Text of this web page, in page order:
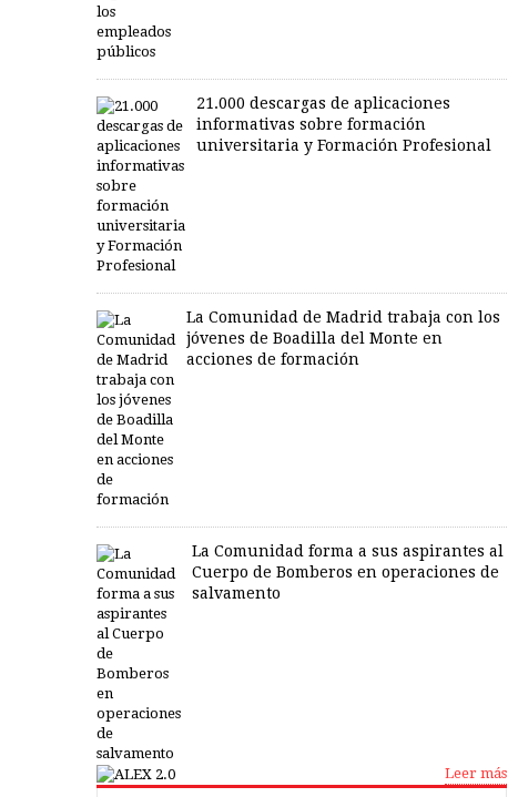
21.000 descargas de aplicaciones
informativas sobre formación
universitaria y Formación Profesional
La Comunidad de Madrid trabaja con los
jóvenes de Boadilla del Monte en
acciones de formación
La Comunidad forma a sus aspirantes al
Cuerpo de Bomberos en operaciones de
salvamento
Leer más